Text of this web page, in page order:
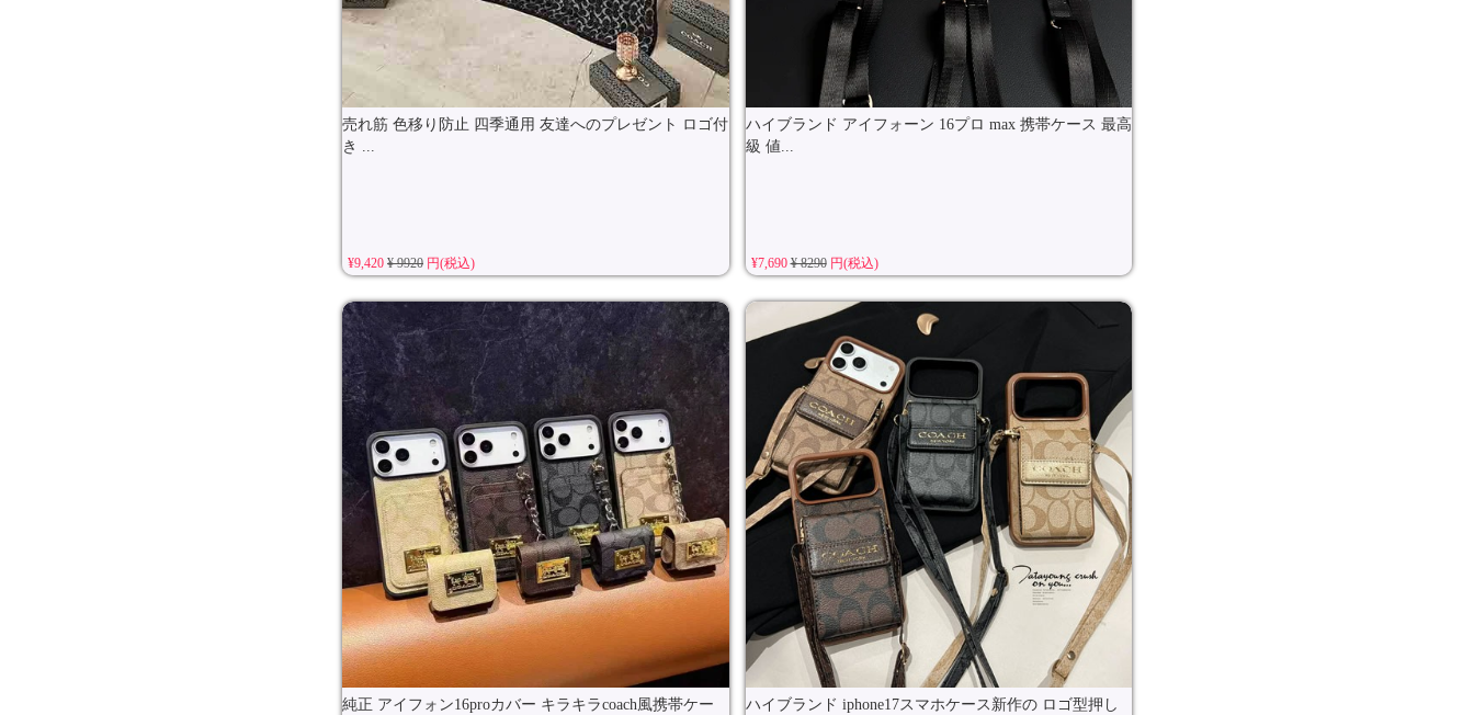
売れ筋 色移り防止 四季通用 友達へのプレゼント ロゴ付
き ...
¥9,420 ¥ 9920 円(税込)
ハイブランド アイフォーン 16プロ max 携帯ケース 最高
級 値...
¥7,690¥ 8290円(税込)
純正 アイフォン16proカバー キラキラcoach風携帯ケー
ハイブランド iphone17スマホケース新作の ロゴ型押し